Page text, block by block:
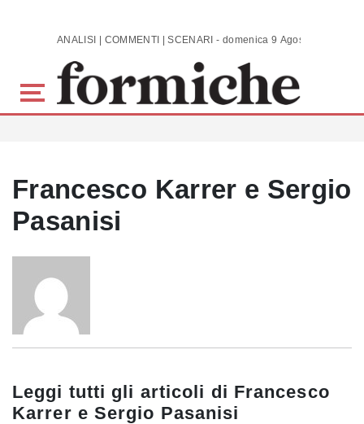
Skip to main content ANALISI | COMMENTI | SCENARI - domenica 9 Agosto 2026
Francesco Karrer e Sergio
Pasanisi
Leggi tutti gli articoli di Francesco
Karrer e Sergio Pasanisi